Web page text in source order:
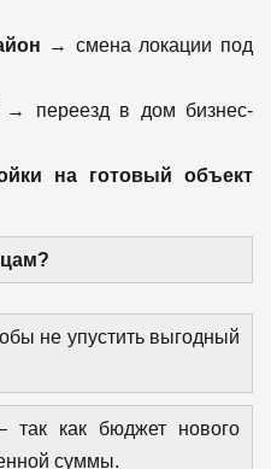
→ смена локации под
→ переезд в дом бизнес-
на готовый объект
не упустить выгодный
так как бюджет нового
суммы.